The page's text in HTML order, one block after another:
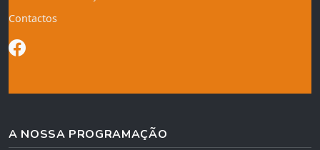
Contactos
A NOSSA PROGRAMAÇÃO